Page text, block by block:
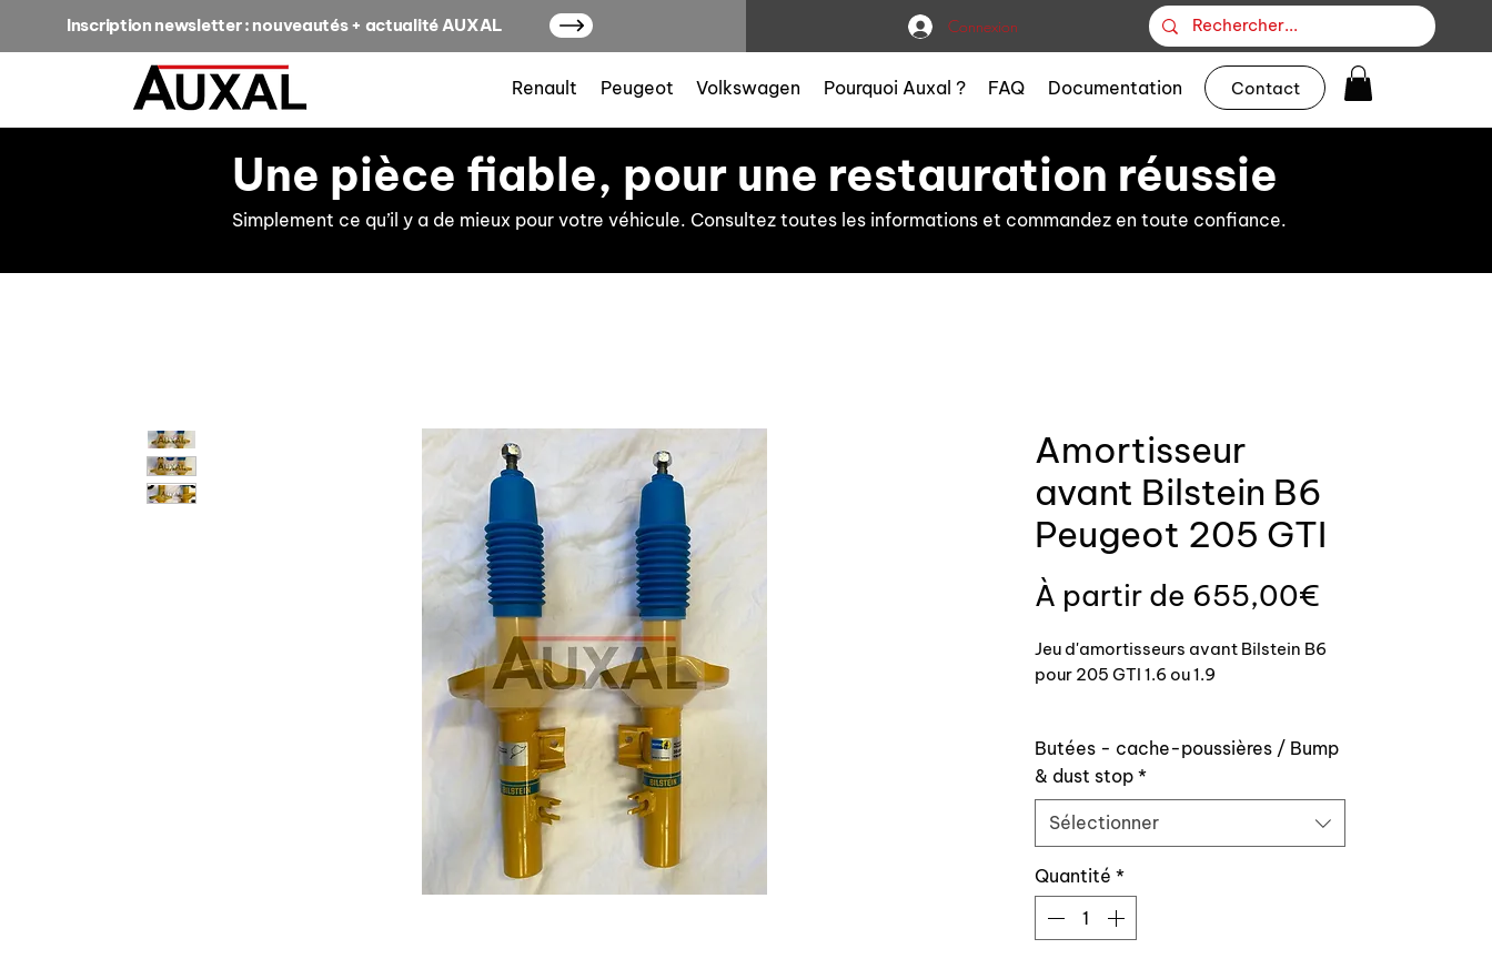
Inscription newsletter : nouveautés + actualité AUXAL Connexion
Renault Peugeot Volkswagen Pourquoi Auxal ? FAQ Documentation Contact
Une pièce fiable, pour une restauration réussie
Simplement ce qu’il y a de mieux pour votre véhicule. Consultez toutes les informations et commandez en toute confiance.
Amortisseur
avant Bilstein B6
Peugeot 205 GTI
À partir de 655,00€
Jeu d'amortisseurs avant Bilstein B6
pour 205 GTI 1.6 ou 1.9
votre 205 GTI !
Livrés en option avec le kit butées.
Références origine :
Butées - cache-poussières / Bump
& dust stop *
Sélectionner
Quantité *